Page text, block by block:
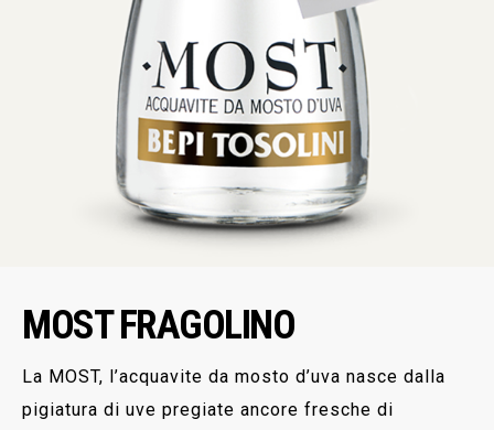
MOST FRAGOLINO
La MOST, l’acquavite da mosto d’uva nasce dalla
pigiatura di uve pregiate ancore fresche di